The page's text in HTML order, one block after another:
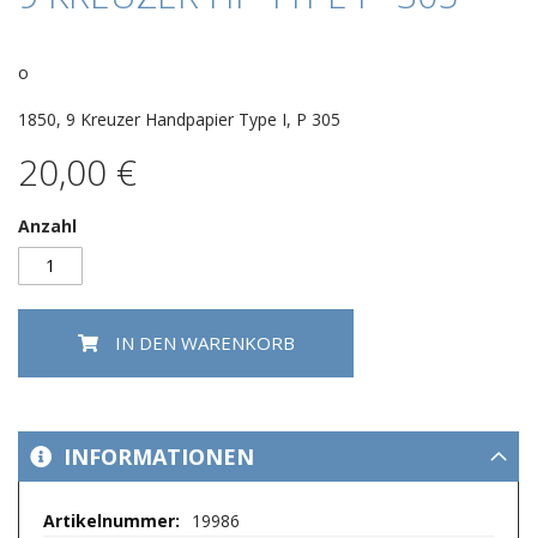
o
1850, 9 Kreuzer Handpapier Type I, P 305
20,00 €
Anzahl
IN DEN WARENKORB
springen
INFORMATIONEN
Mehr
19986